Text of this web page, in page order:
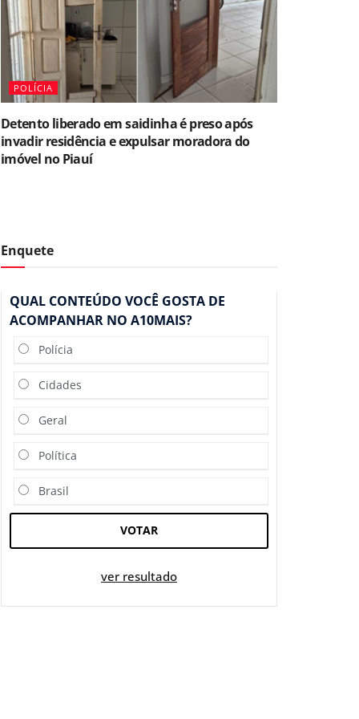
POLÍCIA
Detento liberado em saidinha é preso após
invadir residência e expulsar moradora do
imóvel no Piauí
Enquete
QUAL CONTEÚDO VOCÊ GOSTA DE
ACOMPANHAR NO A10MAIS?
Polícia
Cidades
Geral
Política
Brasil
VOTAR
ver resultado